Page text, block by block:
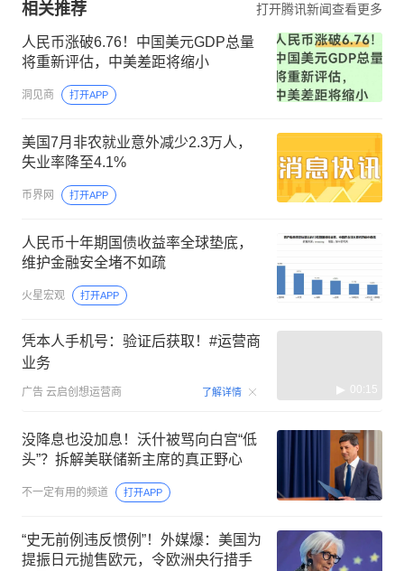
相关推荐 打开腾讯新闻查看更多
人民币涨破6.76！中国美元GDP总量
将重新评估，中美差距将缩小
洞见商 打开APP
美国7月非农就业意外减少2.3万人，
失业率降至4.1%
币界网 打开APP
人民币十年期国债收益率全球垫底，
维护金融安全堵不如疏
火星宏观 打开APP
凭本人手机号：验证后获取！#运营商
业务
广告 云启创想运营商 了解详情 00:15
没降息也没加息！沃什被骂向白宫“低
头”？拆解美联储新主席的真正野心
不一定有用的频道 打开APP
“史无前例违反惯例”！外媒爆：美国为
提振日元抛售欧元，令欧洲央行措手